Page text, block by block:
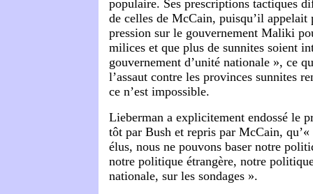
populaire. Ses prescriptions tactiques
de celles de McCain, puisqu’il appelait
pression sur le gouvernement Maliki
milices et que plus de sunnites soient
gouvernement d’unité nationale », ce
l’assaut contre les provinces sunnites
ce n’est impossible.
Lieberman a explicitement endossé le
tôt par Bush et repris par McCain,
élus, nous ne pouvons baser notre
notre politique étrangère, notre
nationale, sur les sondages ».